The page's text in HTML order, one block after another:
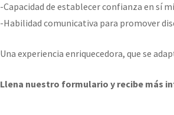
-Capacidad de establecer confianza en sí
-Habilidad comunicativa para promover
Una experiencia enriquecedora, que se
Llena nuestro formulario y recibe más